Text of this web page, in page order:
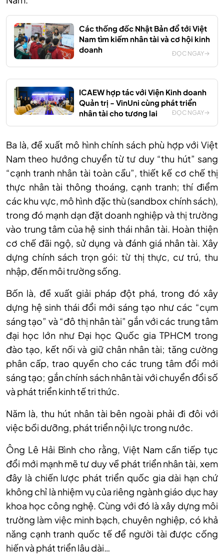
Các thống đốc Nhật Bản đổ tới Việt
Nam tìm kiếm nhân tài và cơ hội kinh
doanh
ĐỌC NGAY
ICAEW hợp tác với Viện Kinh doanh
Quản trị - VinUni cùng phát triển
nhân tài cho tương lai
ĐỌC NGAY
Ba là, đề xuất mô hình chính sách phù hợp với Việt
Nam theo hướng chuyển từ tư duy “thu hút” sang
“cạnh tranh nhân tài toàn cầu”, thiết kế cơ chế thị
thực nhân tài thông thoáng, cạnh tranh; thí điểm
các khu vực, mô hình đặc thù (sandbox chính sách),
trong đó mạnh dạn đặt doanh nghiệp và thị trường
vào trung tâm của hệ sinh thái nhân tài. Hoàn thiện
cơ chế đãi ngộ, sử dụng và đánh giá nhân tài. Xây
dựng chính sách trọn gói: từ thị thực, cư trú, thu
nhập, đến môi trường sống.
Bốn là, đề xuất giải pháp đột phá, trong đó xây
dựng hệ sinh thái đổi mới sáng tạo như các “cụm
sáng tạo” và “đô thị nhân tài” gắn với các trung tâm
đại học lớn như Đại học Quốc gia TPHCM trong
đào tạo, kết nối và giữ chân nhân tài; tăng cường
phân cấp, trao quyền cho các trung tâm đổi mới
sáng tạo; gắn chính sách nhân tài với chuyển đổi số
và phát triển kinh tế tri thức.
Năm là, thu hút nhân tài bên ngoài phải đi đôi với
việc bồi dưỡng, phát triển nội lực trong nước.
Ông Lê Hải Bình cho rằng, Việt Nam cần tiếp tục
đổi mới mạnh mẽ tư duy về phát triển nhân tài, xem
đây là chiến lược phát triển quốc gia dài hạn chứ
không chỉ là nhiệm vụ của riêng ngành giáo dục hay
khoa học công nghệ. Cùng với đó là xây dựng môi
trường làm việc minh bạch, chuyên nghiệp, có khả
năng cạnh tranh quốc tế để người tài được cống
hiến và phát triển lâu dài…